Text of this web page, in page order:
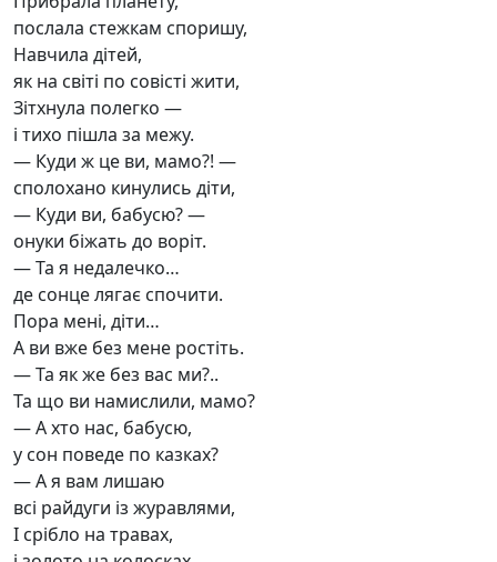
послала стежкам споришу,
Навчила дітей,
як на світі по совісті жити,
Зітхнула полегко —
і тихо пішла за межу.
— Куди ж це ви, мамо?! —
сполохано кинулись діти,
— Куди ви, бабусю? —
онуки біжать до воріт.
— Та я недалечко…
де сонце лягає спочити.
Пора мені, діти…
А ви вже без мене ростіть.
— Та як же без вас ми?..
Та що ви намислили, мамо?
— А хто нас, бабусю,
у сон поведе по казках?
— А я вам лишаю
всі райдуги із журавлями,
І срібло на травах,